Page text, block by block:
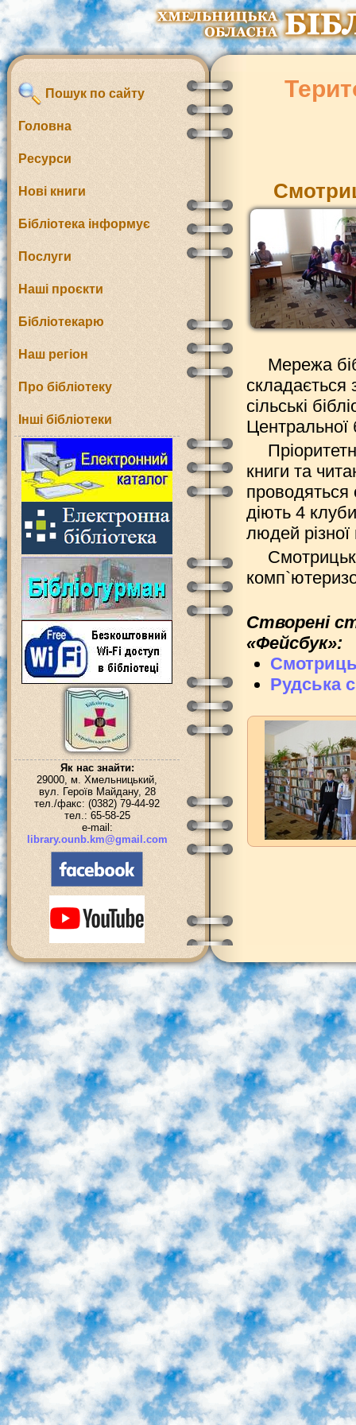
Пошук по сайту
Головна
Ресурси
Нові книги
Бібліотека інформує
Послуги
Наші проєкти
Бібліотекарю
Наш регіон
Про бібліотеку
Інші бібліотеки
Як нас знайти:
29000, м. Хмельницький,
вул. Героїв Майдану, 28
тел./факс: (0382) 79-44-92
тел.: 65-58-25
e-mail:
library.ounb.km@gmail.com
Мережа
складається
сільські
Центральної
книги та
проводяться
діють 4
людей різної
Створені
«Фейсбук»:
Рудська